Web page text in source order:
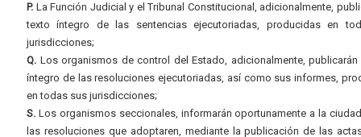
P. La Función Judicial y el Tribunal Constitucional, adicionalmente,
texto íntegro de las sentencias ejecutoriadas, producidas en
jurisdicciones;
Q. Los organismos de control del Estado, adicionalmente, publicarán
íntegro de las resoluciones ejecutoriadas, así como sus informes,
en todas sus jurisdicciones;
S. Los organismos seccionales, informarán oportunamente a la
las resoluciones que adoptaren, mediante la publicación de las